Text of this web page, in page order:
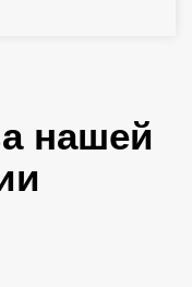
нашей